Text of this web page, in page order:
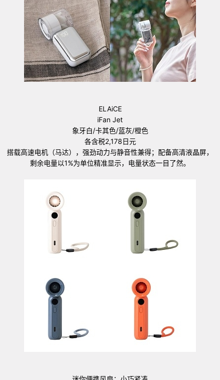
ELAiCE
iFan Jet
象牙白/卡其色/蓝灰/橙色
各含税2,178日元
搭载高速电机（马达），强劲动力与静音性兼得；配备高清液晶屏，
剩余电量以1%为单位精准显示，电量状态一目了然。